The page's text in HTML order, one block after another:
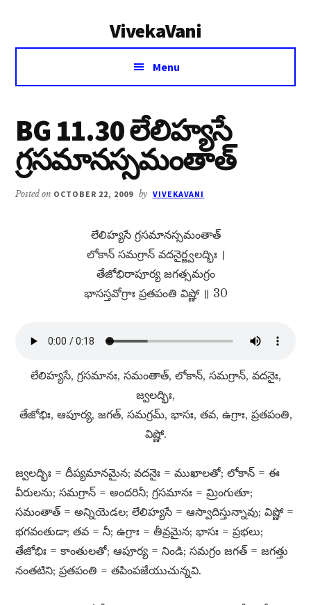
VivekaVani
Voice
Vivekananda
Menu
BG 11.30 లేలిహ్యసే
గ్రసమానస్సమంతాత్
Posted on OCTOBER 22, 2009 by VIVEKAVANI
లేలిహ్యసే గ్రసమానస్సమంతాత్​
లోకాన్​ సమగ్రాన్​ వదనైర్జ్వలద్భిః ।
తేజోభిరాపూర్య జగత్సమగ్రం
భాసస్తవోగ్రాః ప్రతపంతి విష్ణో ॥ 30
లేలిహ్యసే, గ్రసమానః, సమంతాత్​, లోకాన్​, సమగ్రాన్​, వదనైః,
జ్వలద్భిః,
తేజోభిః, ఆపూర్య, జగత్​, సమగ్రమ్​, భాసః, తవ, ఉగ్రాః, ప్రతపంతి,
విష్ణో.
జ్వలద్భిః = దీప్యమానమైన; వదనైః = ముఖాలతో; లోకాన్​ = ఈ
వీరులను; సమగ్రాన్​ = అందరినీ; గ్రసమానః = మ్రింగుతూ;
సమంతాత్​ = అన్నియెడల; లేలిహ్యసే = ఆస్వాదిస్తున్నావు; విష్ణో =
భగవంతుడా; తవ = నీ; ఉగ్రాః = తీవ్రమైన; భాసః = ప్రభలు;
తేజోభిః = కాంతులతో; ఆపూర్య = నిండి; సమగ్రం జగత్​ = జగత్తు
నంతటిని; ప్రతపంతి = తపింపజేయుచున్నవి.